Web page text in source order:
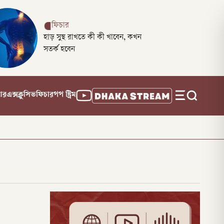
ফিচার
হাড় সুস্থ রাখতে কী কী খাবেন, কখন
সতর্ক হবেন
এক্সক্লুসিভফিচারপপ স্ট্রিম